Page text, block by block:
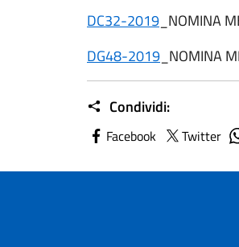
DC32-2019 _NOMINA
DG48-2019 _NOMINA
Condividi:
Facebook Twitter